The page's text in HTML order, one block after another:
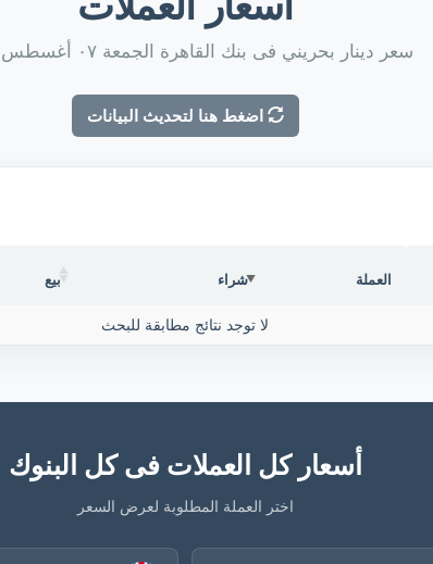
سعر دينار بحريني فى بنك القاهرة الجمعة ٠٧ أغسطس ٢٠٢٦
اضغط هنا لتحديث البيانات
العملة شراء بيع
لا توجد نتائج مطابقة للبحث
أسعار كل العملات فى كل البنوك
اختر العملة المطلوبة لعرض السعر